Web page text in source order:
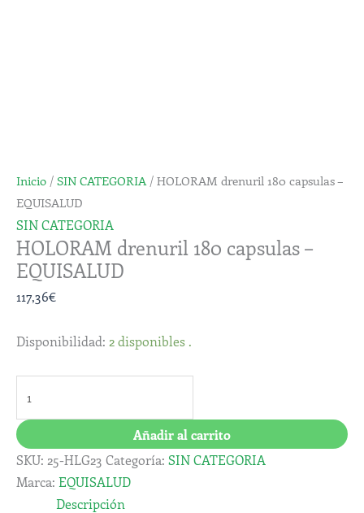
Inicio / SIN CATEGORIA/ HOLORAM drenuril 180 capsulas –
EQUISALUD
SIN CATEGORIA
HOLORAM drenuril 180 capsulas –
EQUISALUD
117,36€
Disponibilidad: 2 disponibles .
Añadir al carrito
SKU: 25-HLG23 Categoría: SIN CATEGORIA
Marca: EQUISALUD
Descripción